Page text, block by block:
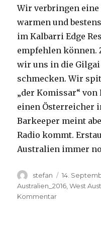
Wir verbringen eine
warmen und
im Kalbarri Edge
empfehlen können.
wir uns in die Gilgai
schmecken. Wir
„der Komissar“
einen Österreicher
Barkeeper meint
Radio kommt.
Australien immer
Autor
stefan
am
14.
Australien_2016 ,West
Kommentarzu